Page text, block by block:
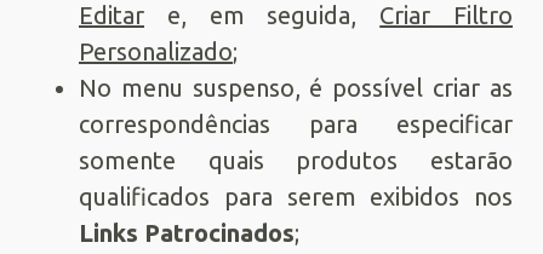
Editar e, em seguida, Criar Filtro
Personalizado;
No menu suspenso, é possível criar as
correspondências para especificar
somente quais produtos estarão
qualificados para serem exibidos nos
Links Patrocinados;